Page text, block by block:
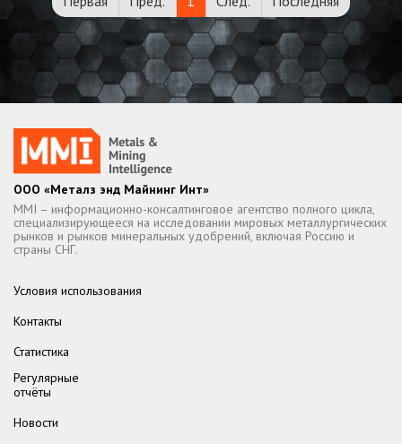
ООО «Металз энд Майнинг Инт»
MMI – информационно-консалтинговое агентство полного цикла,
специализирующееся на исследовании мировых металлургических
рынков и рынков минеральных удобрений, включая Россию и
страны СНГ.
Условия использования
Контакты
Статистика
Регулярные
отчёты
Новости